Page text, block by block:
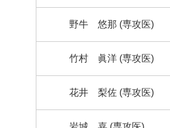
野牛 悠那 (専攻医)
竹村 眞洋 (専攻医)
花井 梨佐 (専攻医)